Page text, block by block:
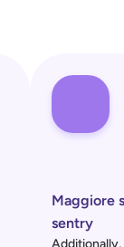
Maggiore
sentry